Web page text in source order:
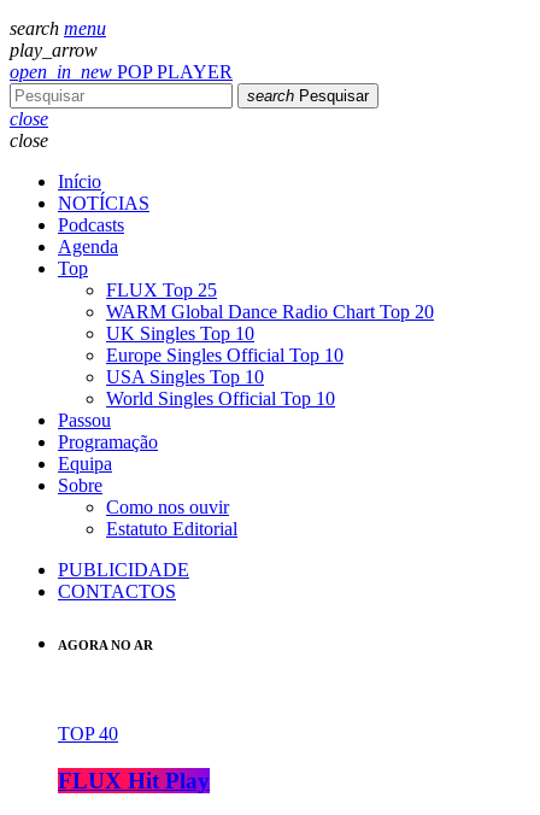
search menu
play_arrow
open_in_new POP PLAYER
search Pesquisar
close
close
Início
NOTÍCIAS
Podcasts
Agenda
Top
FLUX Top 25
WARM Global Dance Radio Chart Top 20
UK Singles Top 10
Europe Singles Official Top 10
USA Singles Top 10
World Singles Official Top 10
Passou
Programação
Equipa
Sobre
Como nos ouvir
Estatuto Editorial
PUBLICIDADE
CONTACTOS
AGORA NO AR
TOP 40
FLUX Hit Play